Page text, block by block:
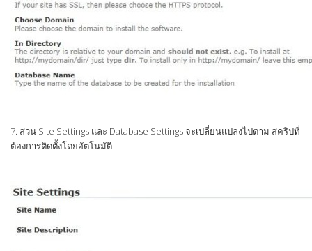
7. ส่วน Site Settings และ Database Settings จะเปลี่ยนแปลงไปตาม สคริปที่
ต้องการติดตั้งโดยอัตโนมัติ